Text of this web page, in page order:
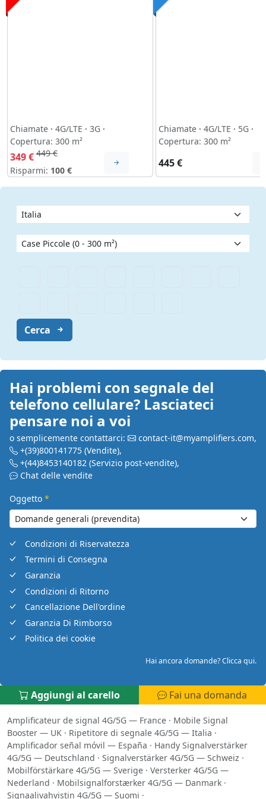
Chiamate · 4G/LTE · 3G ·
Copertura: 300 m²
349 € 449 €
Risparmi: 100 €
Chiamate · 4G/LTE · 5G ·
Copertura: 300 m²
445 €
Cerca
Hai problemi con segnale del
telefono cellulare? Lasciateci
pensare noi a voi
o semplicemente contattarci: contact-it@myamplifiers.com,
+(39)800141775 (Vendite),
+(44)8453140182 (Servizio post-vendite),
Chat delle vendite
Oggetto *
Condizioni di Riservatezza
Termini di Consegna
Garanzia
Condizioni di Ritorno
Cancellazione Dell'ordine
Garanzia Di Rimborso
Politica dei cookie
Hai ancora domande? Clicca qui.
Aggiungi al carello Fai una domanda
Amplificateur de signal 4G/5G — France · Mobile Signal
Booster — UK · Ripetitore di segnale 4G/5G — Italia ·
Amplificador señal móvil — España · Handy Signalverstärker
4G/5G — Deutschland · Signalverstärker 4G/5G — Schweiz ·
Mobilförstärkare 4G/5G — Sverige · Versterker 4G/5G —
Nederland · Mobilsignalforstærker 4G/5G — Danmark ·
Signaalivahvistin 4G/5G — Suomi ·